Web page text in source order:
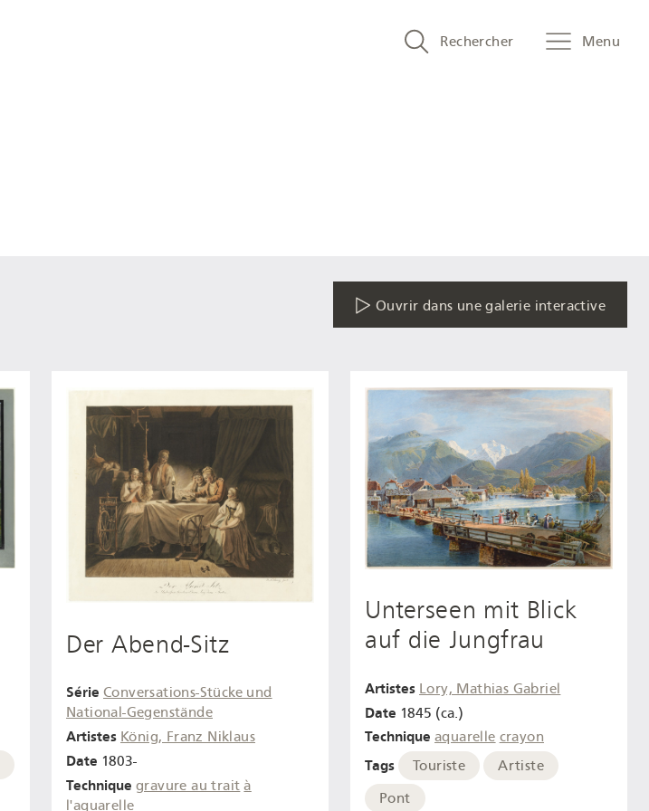
SearchRechercher Menu
Ouvrir dans une galerie interactive
Der Abend-Sitz
Série Conversations-Stücke und
National-Gegenstände
Artistes König, Franz Niklaus
Date 1803-
Technique gravure au trait à
l'aquarelle
Unterseen mit Blick
auf die Jungfrau
Artistes Lory, Mathias Gabriel
Date 1845 (ca.)
Technique aquarelle crayon
Tags Touriste
Artiste
Pont